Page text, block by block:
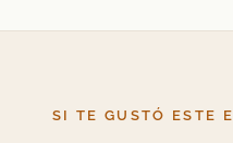
SI TE GUSTÓ ESTE